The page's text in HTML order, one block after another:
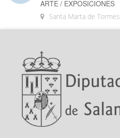
ARTE / EXPOSICIONES
Santa Marta de Tormes